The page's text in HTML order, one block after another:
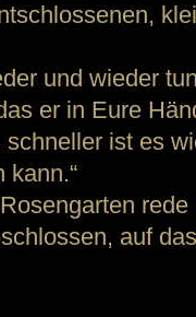
und wieder
er in Eure
ist es
kann.“
auf